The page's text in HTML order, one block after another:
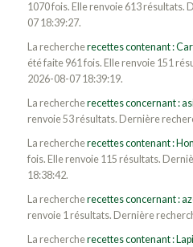
1070 fois. Elle renvoie 613 résultats.
07 18:39:27.
La rechercherecettes contenant :
été faite 961 fois. Elle renvoie 151
2026-08-07 18:39:19.
La rechercherecettes concernant :
renvoie 53 résultats. Dernière
La rechercherecettes contenant :
fois. Elle renvoie 115 résultats.
18:38:42.
La rechercherecettes concernant :
renvoie 1 résultats. Dernière
La rechercherecettes contenant :